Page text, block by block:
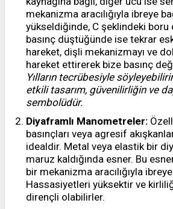
mekanizma aracılığıyla ibreye
yükseldiğinde, C şeklindeki boru
basınç düştüğünde ise tekrar
hareket, dişli mekanizmayı ve
hareket ettirerek bize basınç
Yılların tecrübesiyle
etkili tasarım, güvenilirliğin ve
sembolüdür.
Diyaframlı Manometreler:
basınçları veya agresif
idealdir. Metal veya elastik bir
maruz kaldığında esner. Bu
bir mekanizma aracılığıyla ibreye
Hassasiyetleri yüksektir ve
dirençli olabilirler.